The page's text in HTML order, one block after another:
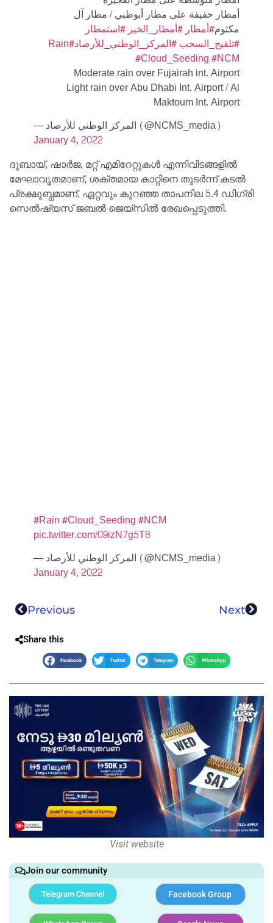
أمطار خفيفة على مطار أبوظبي / مطار آل
مكتوم#أمطار #أمطار_الخير #استمطار
#تلقيح_السحب#المركز_الوطني_للأرصاد#Rain
#Cloud_Seeding#NCM
Moderate rain over Fujairah int. Airport
Light rain over Abu Dhabi Int. Airport / Al
Maktoum Int. Airport
— المركز الوطني للأرصاد (@NCMS_media)
January 4, 2022
ദുബായ്, ഷാർജ, മറ്റ് എമിറേറ്റുകൾ എന്നിവിടങ്ങളിൽ
മേഘാവൃതമാണ്, ശക്തമായ കാറ്റിനെ തുടർന്ന് കടൽ
പ്രക്ഷുബ്ധമാണ്, ഏറ്റവും കുറഞ്ഞ താപനില 5.4 ഡിഗ്രി
സെൽഷ്യസ് ജബൽ ജെയ്‌സിൽ രേഖപ്പെടുത്തി.
#Rain#Cloud_Seeding#NCM
pic.twitter.com/09izN7g5T8
— المركز الوطني للأرصاد (@NCMS_media)
January 4, 2022
Previous Next
Share this
Facebook Twitter Telegram WhatsApp
Visit website
Join our community
Telegram Channel Facebook Group